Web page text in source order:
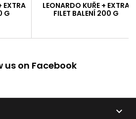
EXTRA
G
LEONARDO KUŘE + EXTRA
FILET BALENÍ 200 G
us on Facebook
